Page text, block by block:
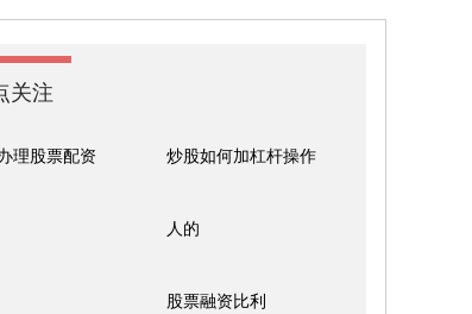
关注
理股票配资 炒股如何加杠杆操作
人的
股票融资比利